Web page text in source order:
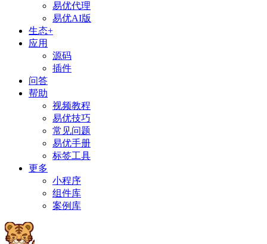
易优代理
易优AI版
生态+
应用
源码
插件
问答
帮助
视频教程
易优技巧
常见问题
易优手册
标签工具
更多
小程序
组件库
案例库